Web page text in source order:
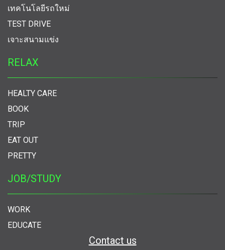
เทคโนโลยีรถใหม่
TEST DRIVE
เจาะสนามแข่ง
RELAX
HEALTY CARE
BOOK
TRIP
EAT OUT
PRETTY
JOB/STUDY
WORK
EDUCATE
Contact us